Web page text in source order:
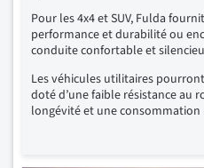
Pour les 4x4 et SUV, Fulda
performance et durabilité ou
conduite confortable et
Les véhicules utilitaires
doté d’une faible résistance au
longévité et une consommation